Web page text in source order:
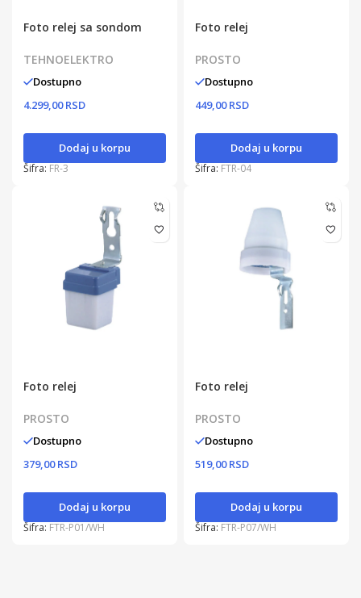
Foto relej sa sondom
TEHNOELEKTRO
Dostupno
4.299,00 RSD
Dodaj u korpu
Šifra: FR-3
Foto relej
PROSTO
Dostupno
449,00 RSD
Dodaj u korpu
Šifra: FTR-04
Foto relej
PROSTO
Dostupno
379,00 RSD
Dodaj u korpu
Šifra: FTR-P01/WH
Foto relej
PROSTO
Dostupno
519,00 RSD
Dodaj u korpu
Šifra: FTR-P07/WH